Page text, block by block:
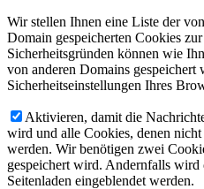
Wir stellen Ihnen eine Liste der
Domain gespeicherten Cookies
Sicherheitsgründen können wie
von anderen Domains gespeichert
Sicherheitseinstellungen Ihres
Aktivieren, damit die
wird und alle Cookies, denen
werden. Wir benötigen zwei
gespeichert wird. Andernfalls
Seitenladen eingeblendet werden.